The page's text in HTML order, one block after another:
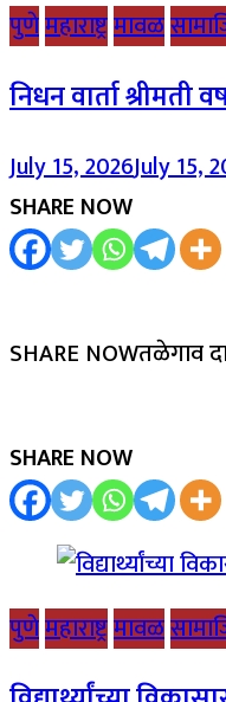
पुणेमहाराष्ट्रमावळ
निधन वार्ता श्रीमती
July 15, 2026July 15,
SHARE NOW
SHARE NOWतळेगाव
SHARE NOW
पुणेमहाराष्ट्रमावळ